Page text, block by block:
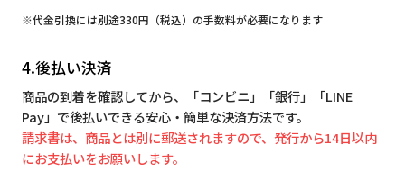
※代金引換には別途330円（税込）の手数料が必要になります
4.後払い決済
商品の到着を確認してから、「コンビニ」「銀行」「LINE
Pay」で後払いできる安心・簡単な決済方法です。
請求書は、商品とは別に郵送されますので、発行から14日以内
にお支払いをお願いします。